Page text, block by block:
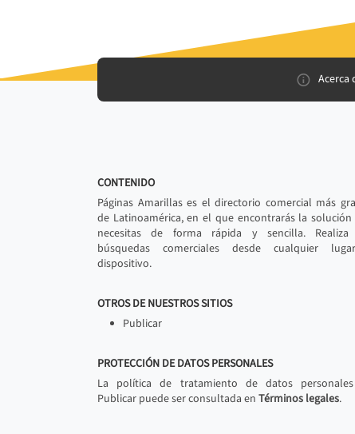
Acerca
CONTENIDO
Páginas Amarillas es el directorio comercial más
de Latinoamérica, en el que encontrarás la
necesitas de forma rápida y sencilla.
búsquedas comerciales desde cualquier
dispositivo.
OTROS DE NUESTROS SITIOS
Publicar
PROTECCIÓN DE DATOS PERSONALES
La política de tratamiento de datos
Publicar puede ser consultada en Términos legales.